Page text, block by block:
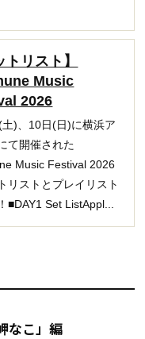
トリスト】
Music
2026
)、10日(日)に横浜ア
て開催された
Music Festival 2026
リストとプレイリスト
■DAY1 Set ListAppl...
なこ」編